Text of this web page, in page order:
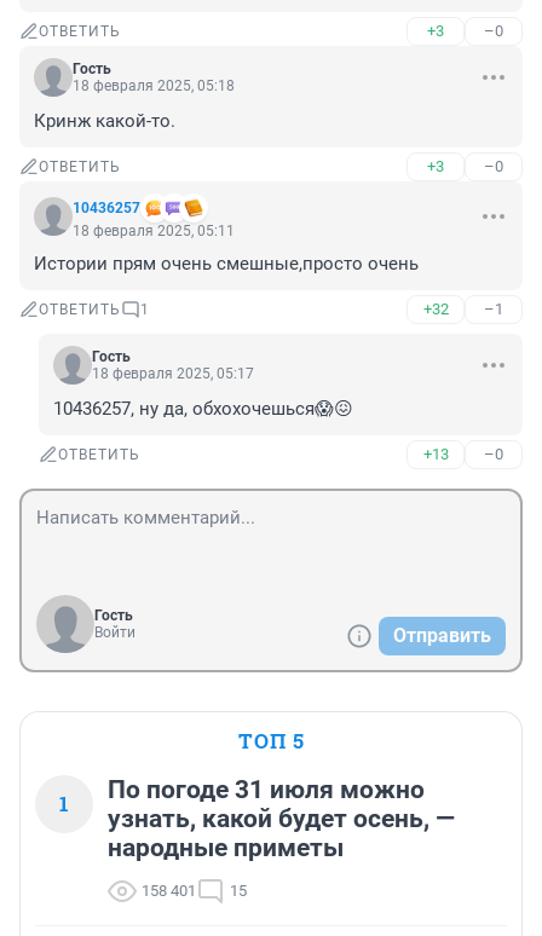
ОТВЕТИТЬ +3 –0
Гость
18 февраля 2025, 05:18
Кринж какой-то.
ОТВЕТИТЬ +3 –0
10436257
18 февраля 2025, 05:11
Истории прям очень смешные,просто очень
ОТВЕТИТЬ 1 +32 –1
Гость
18 февраля 2025, 05:17
10436257, ну да, обхохочешься😱😖
ОТВЕТИТЬ +13 –0
Гость
Войти
Отправить
ТОП 5
1
По погоде 31 июля можно
узнать, какой будет осень, —
народные приметы
158 401 15